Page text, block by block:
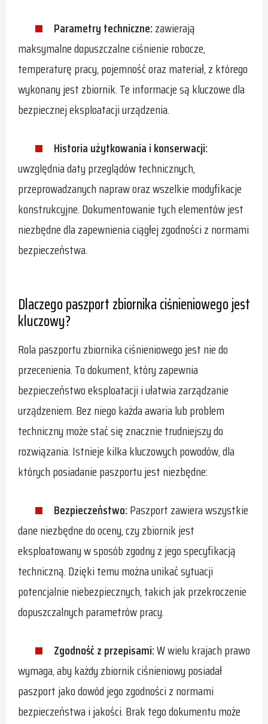
Parametry techniczne:zawierają
maksymalne dopuszczalne ciśnienie robocze,
temperaturę pracy, pojemność oraz materiał, z którego
wykonany jest zbiornik. Te informacje są kluczowe dla
bezpiecznej eksploatacji urządzenia.
Historia użytkowania i konserwacji:
uwzględnia daty przeglądów technicznych,
przeprowadzanych napraw oraz wszelkie modyfikacje
konstrukcyjne. Dokumentowanie tych elementów jest
niezbędne dla zapewnienia ciągłej zgodności z normami
bezpieczeństwa.
Dlaczego paszport zbiornika ciśnieniowego jest
kluczowy?
Rola paszportu zbiornika ciśnieniowego jest nie do
przecenienia. To dokument, który zapewnia
bezpieczeństwo eksploatacji i ułatwia zarządzanie
urządzeniem. Bez niego każda awaria lub problem
techniczny może stać się znacznie trudniejszy do
rozwiązania. Istnieje kilka kluczowych powodów, dla
których posiadanie paszportu jest niezbędne:
Bezpieczeństwo:Paszport zawiera wszystkie
dane niezbędne do oceny, czy zbiornik jest
eksploatowany w sposób zgodny z jego specyfikacją
techniczną. Dzięki temu można unikać sytuacji
potencjalnie niebezpiecznych, takich jak przekroczenie
dopuszczalnych parametrów pracy.
Zgodność z przepisami:W wielu krajach prawo
wymaga, aby każdy zbiornik ciśnieniowy posiadał
paszport jako dowód jego zgodności z normami
bezpieczeństwa i jakości. Brak tego dokumentu może